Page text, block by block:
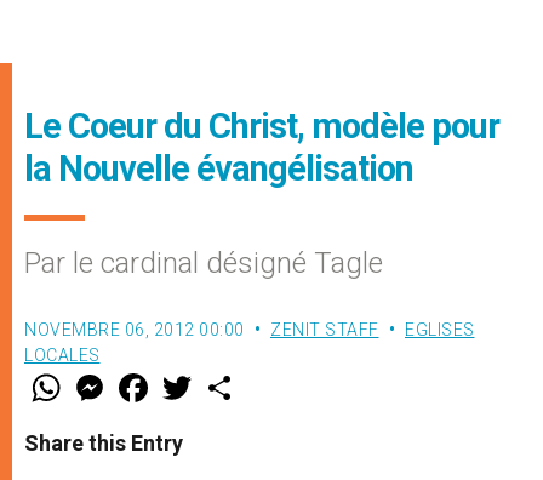
Le Coeur du Christ, modèle pour
la Nouvelle évangélisation
Par le cardinal désigné Tagle
NOVEMBRE 06, 2012 00:00 ZENIT STAFF
EGLISES
LOCALES
W
t
s
M
e
s
e
F
a
e
b
w
Share this Entry